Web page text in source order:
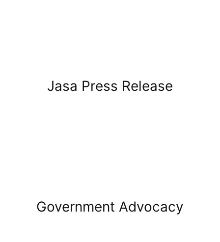
Jasa Press Release
Government Advocacy